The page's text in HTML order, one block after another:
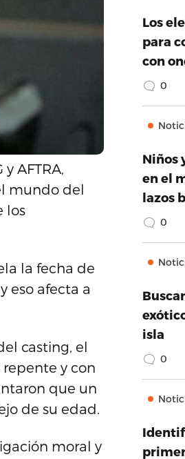
AFTRA,
mundo del
los
la fecha de
eso afecta a
casting, el
y con
que un
de su edad.
moral y
Los
para
con
0
Niños
en el
lazos
0
isla
0